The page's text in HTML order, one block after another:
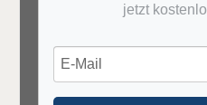
jetzt